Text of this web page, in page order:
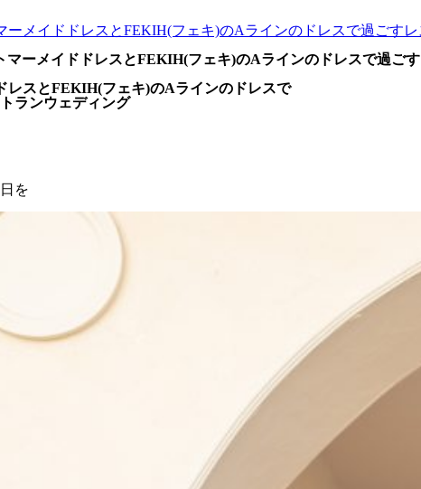
ーメイドドレスとFEKIH(フェキ)のAラインのドレスで過ごす
ーメイドドレスとFEKIH(フェキ)のAラインのドレスで過ご
スとFEKIH(フェキ)のAラインのドレスで
ランウェディング
を